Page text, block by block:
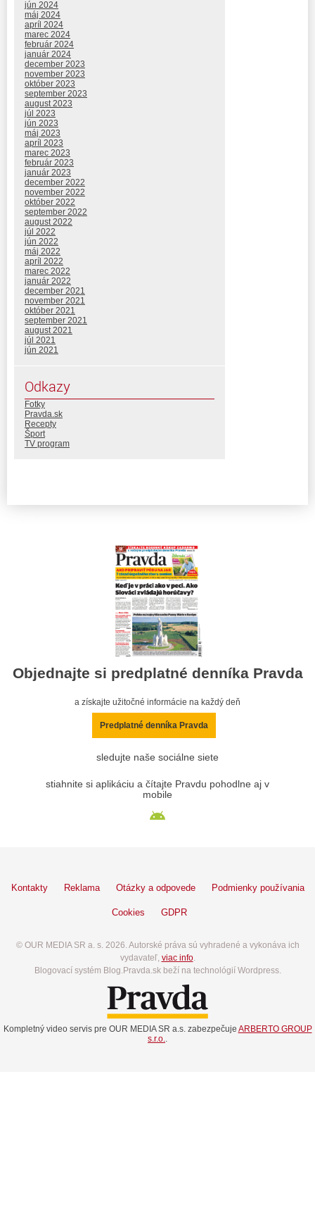
jún 2024
máj 2024
apríl 2024
marec 2024
február 2024
január 2024
december 2023
november 2023
október 2023
september 2023
august 2023
júl 2023
jún 2023
máj 2023
apríl 2023
marec 2023
február 2023
január 2023
december 2022
november 2022
október 2022
september 2022
august 2022
júl 2022
jún 2022
máj 2022
apríl 2022
marec 2022
január 2022
december 2021
november 2021
október 2021
september 2021
august 2021
júl 2021
jún 2021
Odkazy
Fotky
Pravda.sk
Recepty
Šport
TV program
Objednajte si predplatné denníka Pravda
a získajte užitočné informácie na každý deň
Predplatné denníka Pravda
sledujte naše sociálne siete
stiahnite si aplikáciu a čítajte Pravdu pohodlne aj v
mobile
Kontakty Reklama Otázky a odpovede Podmienky používania
Cookies GDPR
© OUR MEDIA SR a. s. 2026. Autorské práva sú vyhradené a vykonáva ich
vydavateľ, viac info.
Blogovací systém Blog.Pravda.sk beží na technológií Wordpress.
Kompletný video servis pre OUR MEDIA SR a.s. zabezpečuje ARBERTO GROUP
s.r.o..